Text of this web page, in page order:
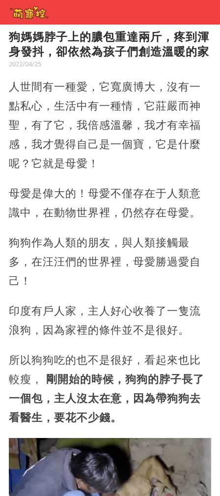
狗媽媽脖子上的膿包重達兩斤，疼到渾
身發抖，卻依然為孩子們創造溫暖的家
2022/04/25
人世間有一種愛，它寬廣博大，沒有一
點私心，生活中有一種情，它莊嚴而神
聖，有了它，我倍感溫馨，我才有幸福
感，我才覺得自己是一個寶，它是什麼
呢？它就是母愛！
母愛是偉大的！母愛不僅存在于人類意
識中，在動物世界裡，仍然存在母愛。
狗狗作為人類的朋友，與人類接觸最
多，在汪汪們的世界裡，母愛勝過愛自
己！
印度有戶人家，主人好心收養了一隻流
浪狗，因為家裡的條件並不是很好。
所以狗狗吃的也不是很好，看起來也比
較瘦，
剛開始的時候，狗狗的脖子長了
一個包，主人沒太在意，因為帶狗狗去
看醫生，要花不少錢。